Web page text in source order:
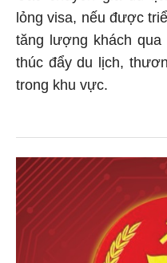
lỏng visa, nếu được
tăng lượng khách
thúc đẩy du lịch,
trong khu vực.